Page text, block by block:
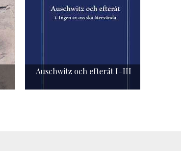
Auschwitz och efteråt I–III